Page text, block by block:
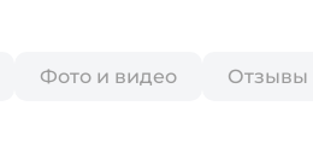
Фото и видео Отзывы